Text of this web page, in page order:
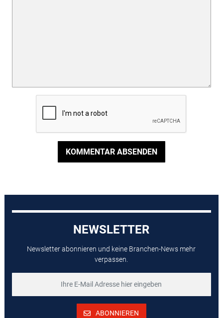
KOMMENTAR ABSENDEN
NEWSLETTER
Newsletter abonnieren und keine Branchen-News mehr
verpassen.
ABONNIEREN